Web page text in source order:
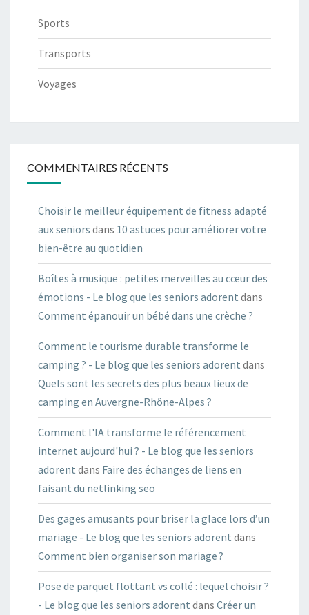
Sports
Transports
Voyages
COMMENTAIRES RÉCENTS
Choisir le meilleur équipement de fitness adapté
aux seniors dans 10 astuces pour améliorer votre
bien-être au quotidien
Boîtes à musique : petites merveilles au cœur des
émotions - Le blog que les seniors adorent dans
Comment épanouir un bébé dans une crèche ?
Comment le tourisme durable transforme le
camping ? - Le blog que les seniors adorent dans
Quels sont les secrets des plus beaux lieux de
camping en Auvergne-Rhône-Alpes ?
Comment l'IA transforme le référencement
internet aujourd'hui ? - Le blog que les seniors
adorent dans Faire des échanges de liens en
faisant du netlinking seo
Des gages amusants pour briser la glace lors d’un
mariage - Le blog que les seniors adorent dans
Comment bien organiser son mariage ?
Pose de parquet flottant vs collé : lequel choisir ?
- Le blog que les seniors adorent dans Créer un